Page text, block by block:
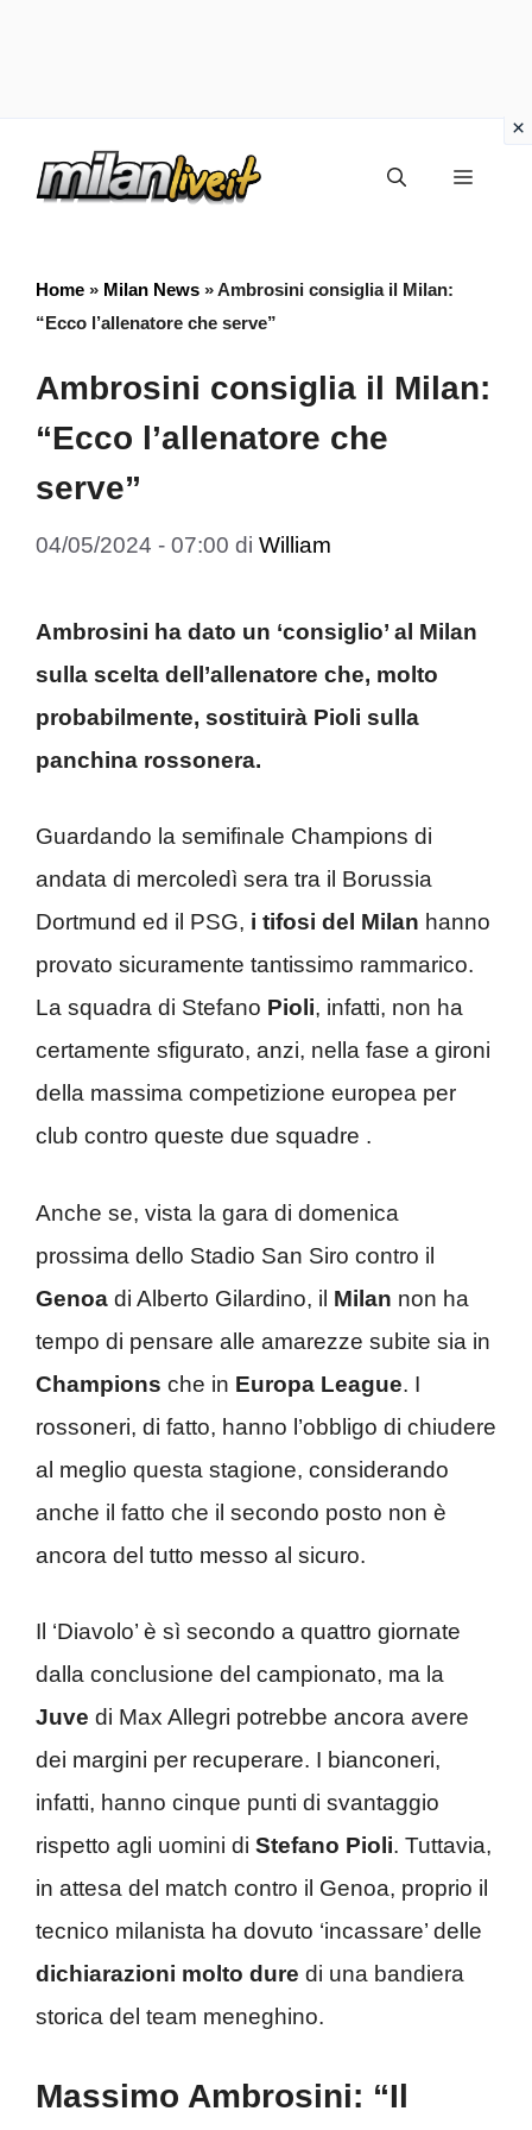
Menu
Home » Milan News »Ambrosini consiglia il Milan:
“Ecco l’allenatore che serve”
Ambrosini consiglia il Milan:
“Ecco l’allenatore che
serve”
04/05/2024 - 07:00 di William
Ambrosini ha dato un ‘consiglio’ al Milan
sulla scelta dell’allenatore che, molto
probabilmente, sostituirà Pioli sulla
panchina rossonera.
Guardando la semifinale Champions di
andata di mercoledì sera tra il Borussia
Dortmund ed il PSG, i tifosi del Milan hanno
provato sicuramente tantissimo rammarico.
La squadra di Stefano Pioli, infatti, non ha
certamente sfigurato, anzi, nella fase a gironi
della massima competizione europea per
club contro queste due squadre .
Anche se, vista la gara di domenica
prossima dello Stadio San Siro contro il
Genoa di Alberto Gilardino, il Milan non ha
tempo di pensare alle amarezze subite sia in
Champions che in Europa League. I
rossoneri, di fatto, hanno l’obbligo di chiudere
al meglio questa stagione, considerando
anche il fatto che il secondo posto non è
ancora del tutto messo al sicuro.
Il ‘Diavolo’ è sì secondo a quattro giornate
dalla conclusione del campionato, ma la
Juve di Max Allegri potrebbe ancora avere
dei margini per recuperare. I bianconeri,
infatti, hanno cinque punti di svantaggio
rispetto agli uomini di Stefano Pioli. Tuttavia,
in attesa del match contro il Genoa, proprio il
tecnico milanista ha dovuto ‘incassare’ delle
dichiarazioni molto dure di una bandiera
storica del team meneghino.
Massimo Ambrosini: “Il